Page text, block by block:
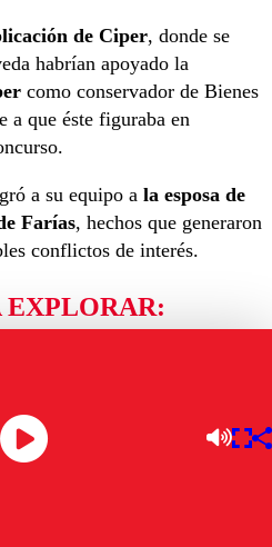
de Ciper, donde se
habrían apoyado la
como conservador de Bienes
a que éste figuraba en
a su equipo a la esposa de
Farías, hechos que generaron
conflictos de interés.
EXPLORAR: